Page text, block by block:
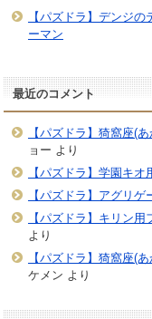
【パズドラ】デンジ
ーマン
最近のコメント
【パズドラ】猗窩座(
ョー より
【パズドラ】学園キ
【パズドラ】アグリ
【パズドラ】キリン
より
【パズドラ】猗窩座(
ケメン より